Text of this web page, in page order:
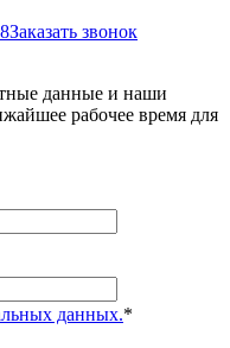
Заказать звонок
данные и наши
рабочее время для
данных.*